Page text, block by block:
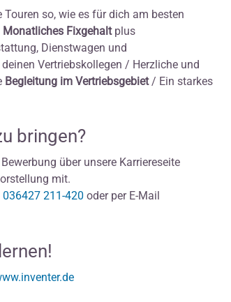
so, wie es für dich am besten
Monatliches Fixgehaltplus
Dienstwagen und
Vertriebskollegen / Herzliche und
Begleitung im Vertriebsgebiet/ Ein starkes
bringen?
über unsere Karriereseite
mit.
036427 211-420 oder per E-Mail